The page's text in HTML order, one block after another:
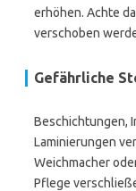
erhöhen. Achte
verschoben
Gefährliche
Beschichtungen,
Laminierungen
Weichmacher
Pflege